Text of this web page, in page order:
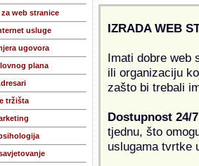
web stranice
usluge
ugovora
plana
tržišta
IZRADA WEB
Imati dobre web
ili organizaciju
zašto bi trebali
Dostupnost 24/7
tjednu, što
uslugama tvrtke